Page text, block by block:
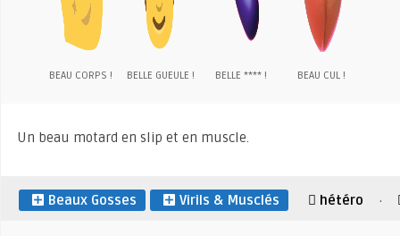
BEAU CORPS ! BELLE GUEULE ! BELLE **** ! BEAU CUL !
Un beau motard en slip et en muscle.
Beaux Gosses Virils & Musclés hétéro ·